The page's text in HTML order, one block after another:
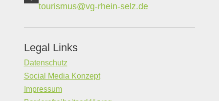
tourismus@vg-rhein-selz.de
Legal Links
Datenschutz
Social Media Konzept
Impressum